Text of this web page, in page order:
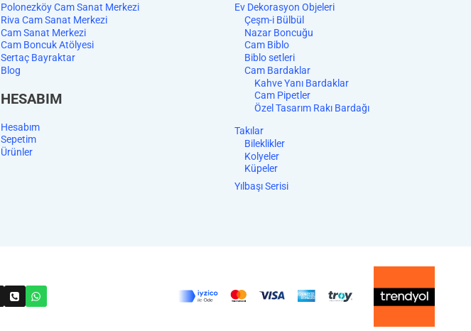
Polonezköy Cam Sanat Merkezi
Riva Cam Sanat Merkezi
Cam Sanat Merkezi
Cam Boncuk Atölyesi
Sertaç Bayraktar
Blog
HESABIM
Hesabım
Sepetim
Ürünler
Ev Dekorasyon Objeleri
Çeşm-i Bülbül
Nazar Boncuğu
Cam Biblo
Biblo setleri
Cam Bardaklar
Kahve Yanı Bardaklar
Cam Pipetler
Özel Tasarım Rakı Bardağı
Takılar
Bileklikler
Kolyeler
Küpeler
Yılbaşı Serisi